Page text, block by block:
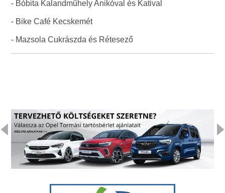
- Bóbita Kalandműhely Anikóval és Katival
- Bike Café Kecskemét
- Mazsola Cukrászda és Rétesező